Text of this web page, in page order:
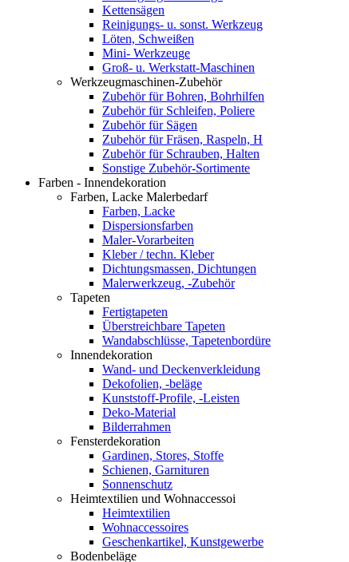
Kettensägen
Reinigungs- u. sonst. Werkzeug
Löten, Schweißen
Mini- Werkzeuge
Groß- u. Werkstatt-Maschinen
Werkzeugmaschinen-Zubehör
Zubehör für Bohren, Bohrhilfen
Zubehör für Schleifen, Poliere
Zubehör für Sägen
Zubehör für Fräsen, Raspeln, H
Zubehör für Schrauben, Halten
Sonstige Zubehör-Sortimente
Farben - Innendekoration
Farben, Lacke Malerbedarf
Farben, Lacke
Dispersionsfarben
Maler-Vorarbeiten
Kleber / techn. Kleber
Dichtungsmassen, Dichtungen
Malerwerkzeug, -Zubehör
Tapeten
Fertigtapeten
Überstreichbare Tapeten
Wandabschlüsse, Tapetenbordüre
Innendekoration
Wand- und Deckenverkleidung
Dekofolien, -beläge
Kunststoff-Profile, -Leisten
Deko-Material
Bilderrahmen
Fensterdekoration
Gardinen, Stores, Stoffe
Schienen, Garnituren
Sonnenschutz
Heimtextilien und Wohnaccessoi
Heimtextilien
Wohnaccessoires
Geschenkartikel, Kunstgewerbe
Bodenbeläge